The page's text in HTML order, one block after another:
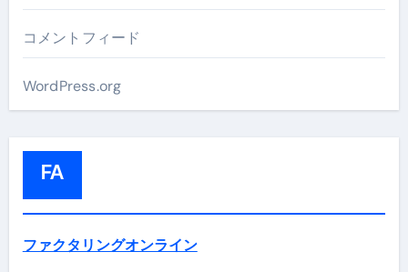
コメントフィード
WordPress.org
FA
ファクタリングオンライン